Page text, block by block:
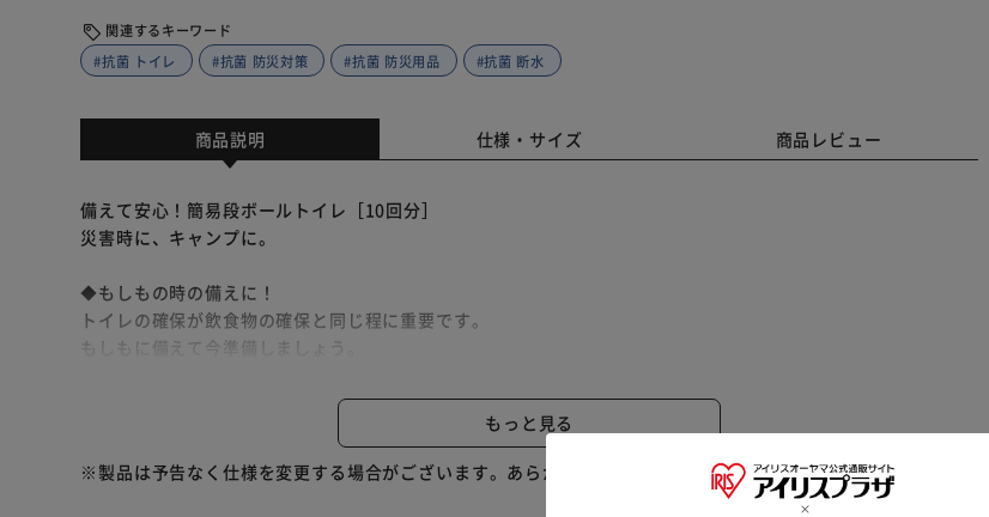
関連するキーワード
#抗菌 トイレ
#抗菌 防災対策 #抗菌 防災用品 #抗菌 断水
商品説明 仕様・サイズ 商品レビュー
備えて安心！簡易段ボールトイレ［10回分］
災害時に、キャンプに。
◆もしもの時の備えに！
トイレの確保が飲食物の確保と同じ程に重要です。
もしもに備えて今準備しましょう。
・ポケットティッシュ付属
もっと見る
※製品は予告なく仕様を変更する場合がございます。あらかじめご了承ください。